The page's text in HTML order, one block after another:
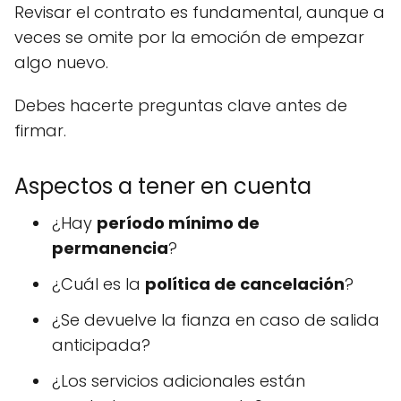
Revisar el contrato es fundamental, aunque a
veces se omite por la emoción de empezar
algo nuevo.
Debes hacerte preguntas clave antes de
firmar.
Aspectos a tener en cuenta
¿Hay período mínimo de
permanencia?
¿Cuál es la política de cancelación?
¿Se devuelve la fianza en caso de salida
anticipada?
¿Los servicios adicionales están